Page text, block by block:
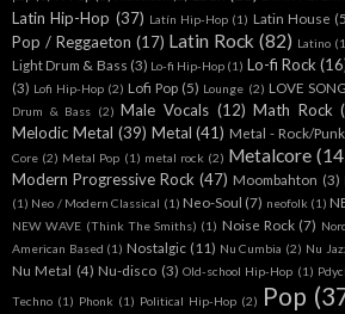
Melodic Metal (39) Metal - Rock/Punk
Core
(2) Metal Pop (1) metal rock (2) Metalcore
Modern Progressive Rock Moombahton (3)
(1)
Neo / Modern Classical Neo-Soul (7) neofolk (1)
NEW WAVE (Think The Smiths) Noise Rock (7)
American Based
(1) Nostalgic (11) Nu Cumbia Nu Jazz
Old-school Hip-Hop
Techno (1) Phonk (1) Political Hip-Hop (2) Pop
Rock/Punk(3) Pop Alt (1) pop alternativo(5)Pop indie
(233) Pop Rap (27) Pop Reagge (1) Pop
Pop Rock. Indie Rock (4) pop world (3) POP-PUNK
(26) Post Metal (4) post punk (11) Post Rock (50)
Hardcore (74) Post-Metal (17) post-punk